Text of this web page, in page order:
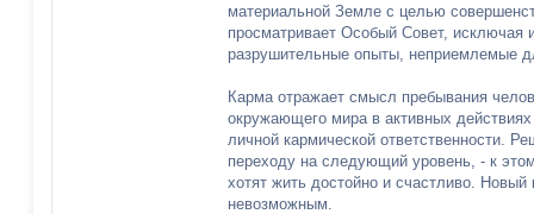
материальной Земле с целью
просматривает Особый Совет, исключая
разрушительные опыты, неприемлемые
Карма отражает смысл пребывания
окружающего мира в активных
личной кармической ответственности.
переходу на следующий уровень, - к
хотят жить достойно и счастливо.
невозможным.